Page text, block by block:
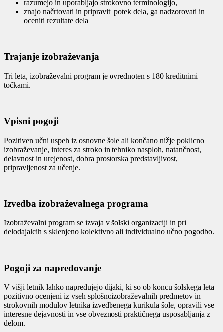
razumejo in uporabljajo strokovno terminologijo,
znajo načrtovati in pripraviti potek dela, ga nadzorovati in
oceniti rezultate dela
Trajanje izobraževanja
Tri leta, izobraževalni program je ovrednoten s 180 kreditnimi
točkami.
Vpisni pogoji
Pozitiven učni uspeh iz osnovne šole ali končano nižje poklicno
izobraževanje, interes za stroko in tehniko nasploh, natančnost,
delavnost in urejenost, dobra prostorska predstavljivost,
pripravljenost za učenje.
Izvedba izobraževalnega programa
Izobraževalni program se izvaja v šolski organizaciji in pri
delodajalcih s sklenjeno kolektivno ali individualno učno pogodbo.
Pogoji za napredovanje
V višji letnik lahko napredujejo dijaki, ki so ob koncu šolskega leta
pozitivno ocenjeni iz vseh splošnoizobraževalnih predmetov in
strokovnih modulov letnika izvedbenega kurikula šole, opravili vse
interesne dejavnosti in vse obveznosti praktičnega usposabljanja z
delom.